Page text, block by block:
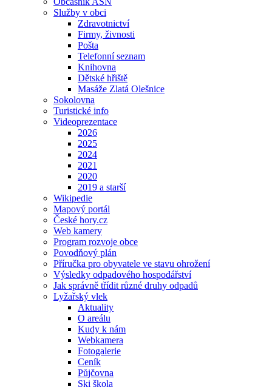
Služby v obci
Zdravotnictví
Firmy, živnosti
Pošta
Telefonní seznam
Knihovna
Dětské hřiště
Masáže Zlatá Olešnice
Sokolovna
Turistické info
Videoprezentace
2026
2025
2024
2021
2020
2019 a starší
Wikipedie
Mapový portál
České hory.cz
Web kamery
Program rozvoje obce
Povodňový plán
Příručka pro obyvatele ve stavu ohrožení
Výsledky odpadového hospodářství
Jak správně třídit různé druhy odpadů
Lyžařský vlek
Aktuality
O areálu
Kudy k nám
Webkamera
Fotogalerie
Ceník
Půjčovna
Ski škola